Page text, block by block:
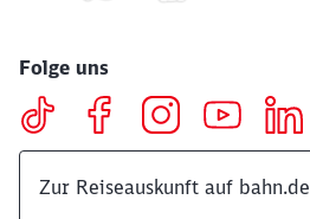
Folge uns
Zur Reiseauskunft auf bahn.de